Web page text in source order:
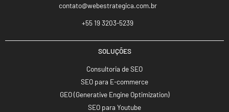
contato@webestrategica.com.br
+55 19 3203-5239
SOLUÇÕES
Consultoria de SEO
SEO para E-commerce
GEO (Generative Engine Optimization)
SEO para Youtube